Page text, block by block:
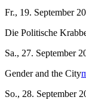
Fr., 19. September
Die Politische
Sa., 27. September
Gender and the City
So., 28. September